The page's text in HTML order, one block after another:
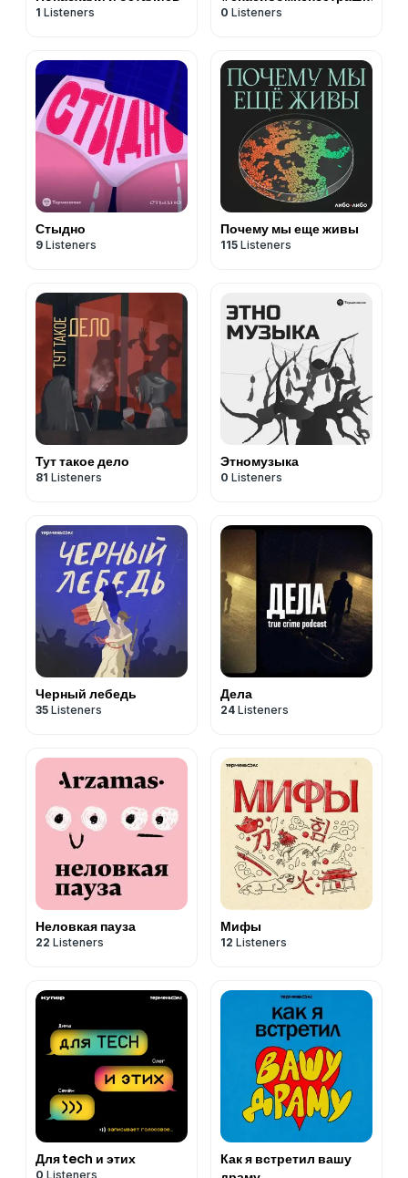
1 Listeners 0 Listeners
Стыдно
9 Listeners
Почему мы еще живы
115 Listeners
Тут такое дело
81 Listeners
Этномузыка
0 Listeners
Черный лебедь
35 Listeners
Дела
24 Listeners
‎Неловкая пауза
22 Listeners
Мифы
12 Listeners
Для tech и этих
0 Listeners
Как я встретил вашу